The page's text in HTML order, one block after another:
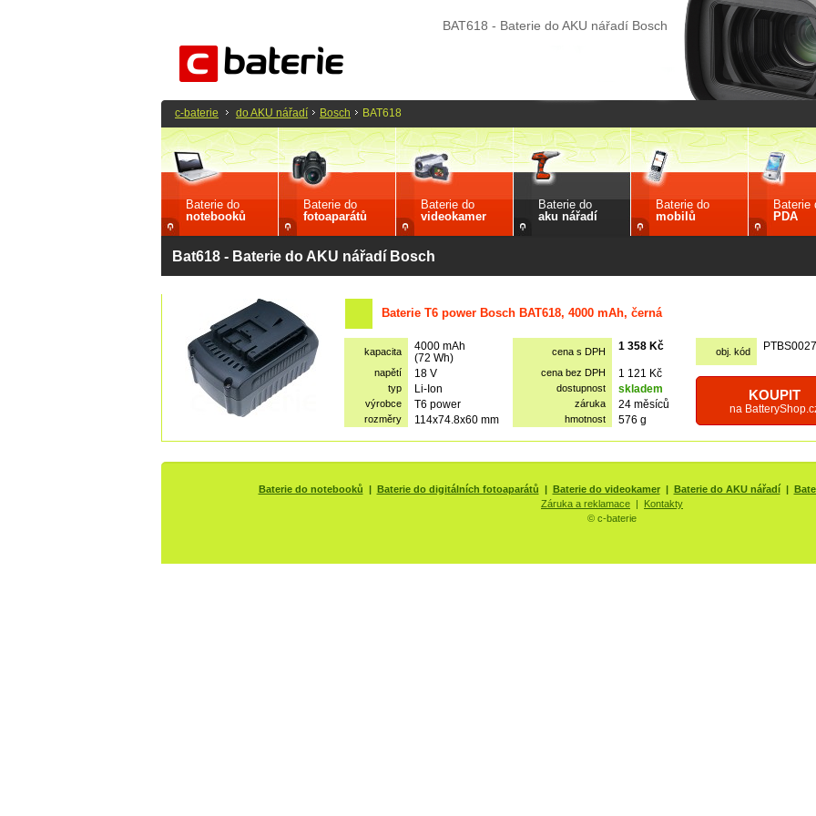
BAT618 - Baterie do AKU nářadí Bosch
Baterie do
notebooků
Baterie do
fotoaparátů
Baterie do
videokamer
Baterie do
aku nářadí
Baterie do
mobilů
Baterie
PDA
Bat618 - Baterie do AKU nářadí Bosch
Baterie T6 power Bosch BAT618, 4000 mAh, černá
kapacita
4000 mAh
(72 Wh)
cena s DPH 1 358 Kč obj. kód PTBS0027
napětí 18 V cena bez DPH 1 121 Kč
KOUPIT
na
typ Li-Ion dostupnost skladem
výrobce T6 power záruka 24 měsíců
rozměry 114x74.8x60 mm hmotnost 576 g
c-baterie do AKU nářadí Bosch BAT618
Baterie do notebooků | Baterie do digitálních fotoaparátů | Baterie do videokamer| Baterie do AKU nářadí|
Záruka a reklamace | Kontakty
© c-baterie